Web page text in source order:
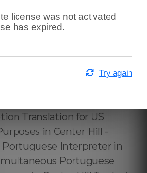
license was not activated
has expired.
Try again